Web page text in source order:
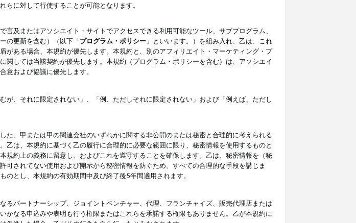
に対して行使することが可能となります。
及またはアソシエイト・サイトでアクセスできる利用可能なツール、サブプログラム、
の更新を含む）（以下「プログラム・ポリシー 」といいます。）を組み入れ、乙は、これ
ある場合、本規約が優先します。本規約と、別のアフィリエイト・マーケティング・プ
しては当該契約が優先します。本規約（プログラム・ポリシーを含む）は、アソシエイ
意および協議に優先します。
、それに限定されない」、「例、ただしそれに限定されない」および「例えば、ただし
、甲または甲の関連会社のいずれかに関する非公開のまたは秘密と合理的に考えられる
乙は、本規約に基づく乙の履行に合理的に必要な範囲に限り、秘密情報を使用するものと
約上の義務に留意し、およびこれを遵守することを確保します。乙は、秘密情報を（秘
されてない使用および開示から秘密情報を防ぐため、すべての合理的な手段を講じま
とし、本規約の有効期間中及び終了後5年間適用されます。
パートナーシップ、ジョイントベンチャー、代理、フランチャイズ、販売代理店または
なる申込みや表明も行う権限またはこれらを承諾する権限もありません。乙が本規約に